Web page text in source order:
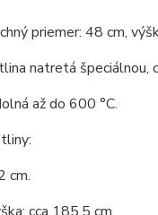
priemer: 48 cm,
natretá špeciálnou,
až do 600 °C.
cm.